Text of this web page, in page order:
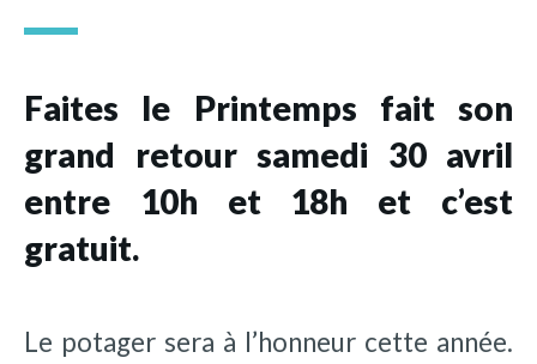
Faites le Printemps fait son
grand retour samedi 30 avril
entre 10h et 18h et c’est
gratuit.
Le potager sera à l’honneur cette année.